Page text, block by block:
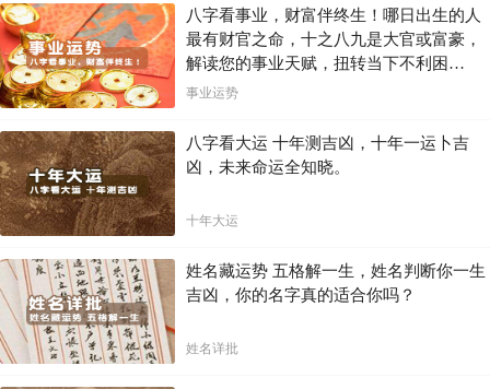
八字看事业，财富伴终生！哪日出生的人
最有财官之命，十之八九是大官或富豪，
解读您的事业天赋，扭转当下不利困
局！！
事业运势
八字看大运 十年测吉凶，十年一运卜吉
凶，未来命运全知晓。
十年大运
姓名藏运势 五格解一生，姓名判断你一生
吉凶，你的名字真的适合你吗？
姓名详批